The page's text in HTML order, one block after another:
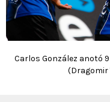
Carlos González anotó